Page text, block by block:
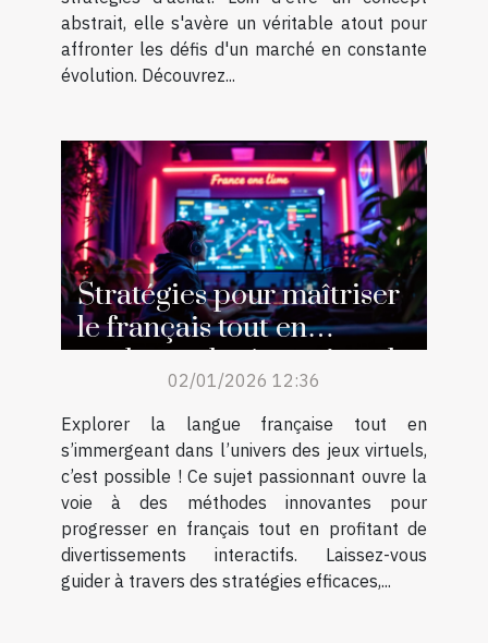
abstrait, elle s'avère un véritable atout pour
affronter les défis d'un marché en constante
évolution. Découvrez...
Stratégies pour maîtriser
le français tout en
explorant les jeux virtuels
02/01/2026 12:36
Explorer la langue française tout en
s’immergeant dans l’univers des jeux virtuels,
c’est possible ! Ce sujet passionnant ouvre la
voie à des méthodes innovantes pour
progresser en français tout en profitant de
divertissements interactifs. Laissez-vous
guider à travers des stratégies efficaces,...